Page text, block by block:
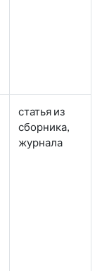
статья из
сборника,
журнала